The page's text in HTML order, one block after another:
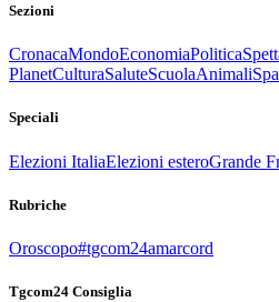
Sezioni
CronacaMondoEconomiaPolitica
PlanetCulturaSaluteScuolaAnimali
Speciali
Elezioni ItaliaElezioni esteroGrande
Rubriche
Oroscopo#tgcom24amarcord
Tgcom24 Consiglia